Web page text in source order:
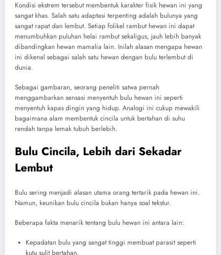
Kondisi ekstrem tersebut membentuk karakter fisik hewan ini yang
sangat khas. Salah satu adaptasi terpenting adalah bulunya yang
sangat rapat dan lembut. Setiap folikel rambut hewan ini dapat
menumbuhkan puluhan helai rambut sekaligus, jauh lebih banyak
dibandingkan hewan mamalia lain. Inilah alasan mengapa hewan
ini dikenal sebagai salah satu hewan dengan bulu terlembut di
dunia.
Sebagai gambaran, seorang peneliti satwa pernah
menggambarkan sensasi menyentuh bulu hewan ini seperti
menyentuh kapas dingin yang hidup. Analogi ini cukup mewakili
bagaimana alam membentuk cincila untuk bertahan di suhu
rendah tanpa lemak tubuh berlebih.
Bulu Cincila, Lebih dari Sekadar
Lembut
Bulu sering menjadi alasan utama orang tertarik pada hewan ini.
Namun, keunikan bulu cincila bukan hanya soal tekstur.
Beberapa fakta menarik tentang bulu hewan ini antara lain:
Kepadatan bulu yang sangat tinggi membuat parasit seperti
kutu sulit bertahan.